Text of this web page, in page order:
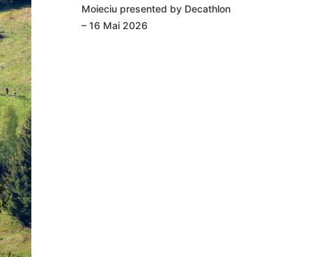
Moieciu presented by Decathlon
– 16 Mai 2026